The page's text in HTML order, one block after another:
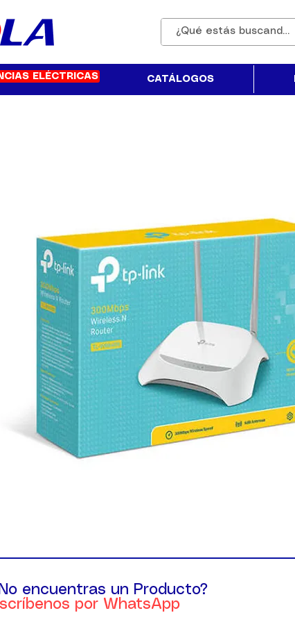
ELÉCTRICAS CATÁLOGOS
encuentras un Producto?
por WhatsApp